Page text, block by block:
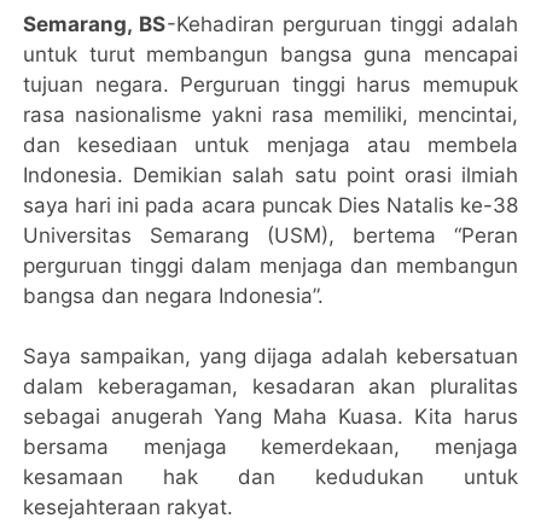
Semarang, BS-Kehadiran perguruan tinggi adalah
untuk turut membangun bangsa guna mencapai
tujuan negara. Perguruan tinggi harus memupuk
rasa nasionalisme yakni rasa memiliki, mencintai,
dan kesediaan untuk menjaga atau membela
Indonesia. Demikian salah satu point orasi ilmiah
saya hari ini pada acara puncak Dies Natalis ke-38
Universitas Semarang (USM), bertema “Peran
perguruan tinggi dalam menjaga dan membangun
bangsa dan negara Indonesia”.
Saya sampaikan, yang dijaga adalah kebersatuan
dalam keberagaman, kesadaran akan pluralitas
sebagai anugerah Yang Maha Kuasa. Kita harus
bersama menjaga kemerdekaan, menjaga
kesamaan hak dan kedudukan untuk
kesejahteraan rakyat.